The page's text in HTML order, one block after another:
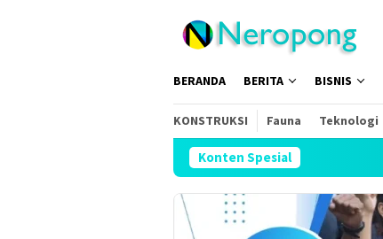
BERANDA BERITA BISNIS
KONSTRUKSI Fauna Teknologi
Konten Spesial